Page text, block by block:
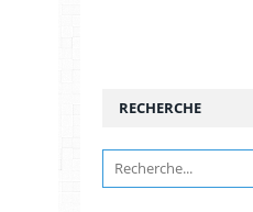
RECHERCHE